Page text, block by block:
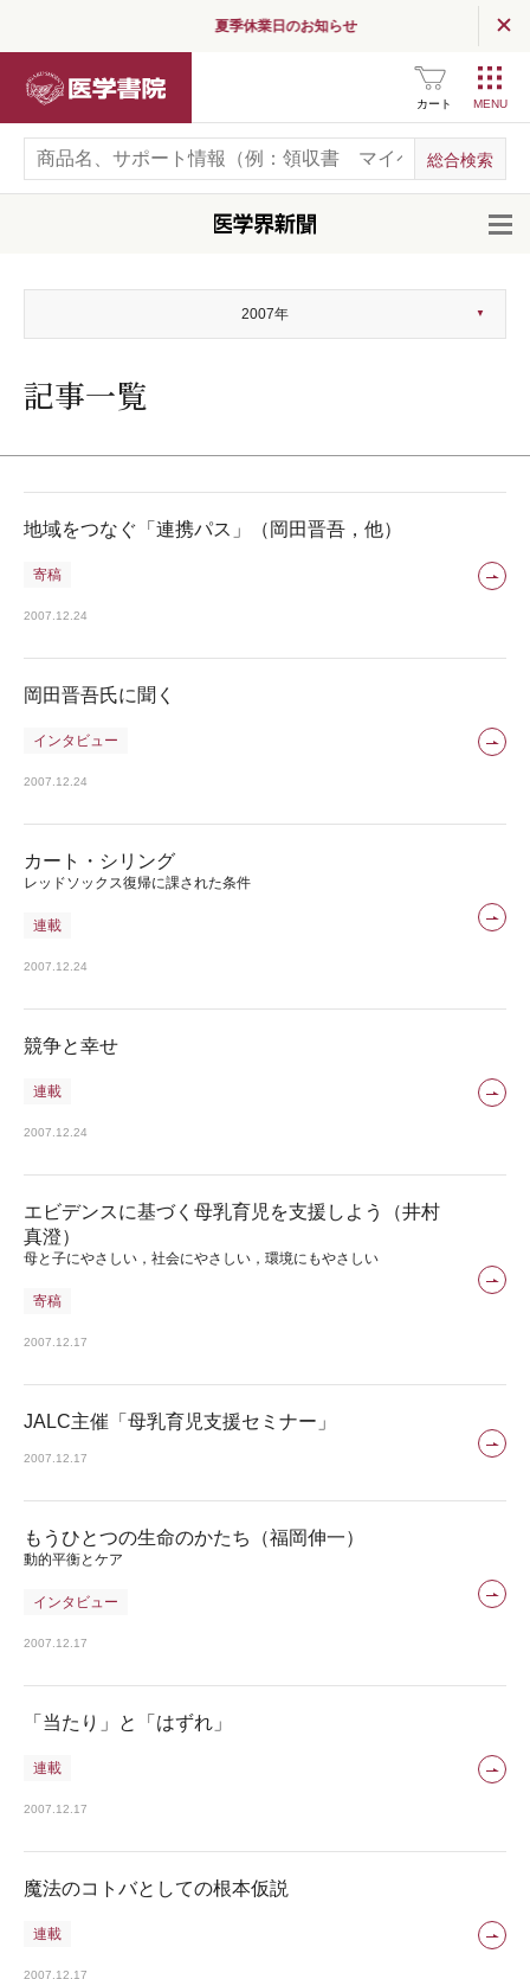
夏季休業日のお知らせ
カート
記事一覧
地域をつなぐ「連携パス」（岡田晋吾，他）
寄稿
2007.12.24
岡田晋吾氏に聞く
インタビュー
2007.12.24
カート・シリング
レッドソックス復帰に課された条件
連載
2007.12.24
競争と幸せ
連載
2007.12.24
エビデンスに基づく母乳育児を支援しよう（井村
真澄）
母と子にやさしい，社会にやさしい，環境にもやさしい
寄稿
2007.12.17
JALC主催「母乳育児支援セミナー」
2007.12.17
もうひとつの生命のかたち（福岡伸一）
動的平衡とケア
インタビュー
2007.12.17
「当たり」と「はずれ」
連載
2007.12.17
魔法のコトバとしての根本仮説
連載
2007.12.17
2007年